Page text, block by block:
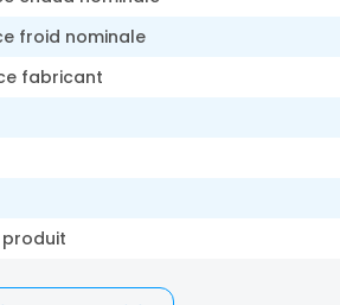
froid nominale
fabricant
produit